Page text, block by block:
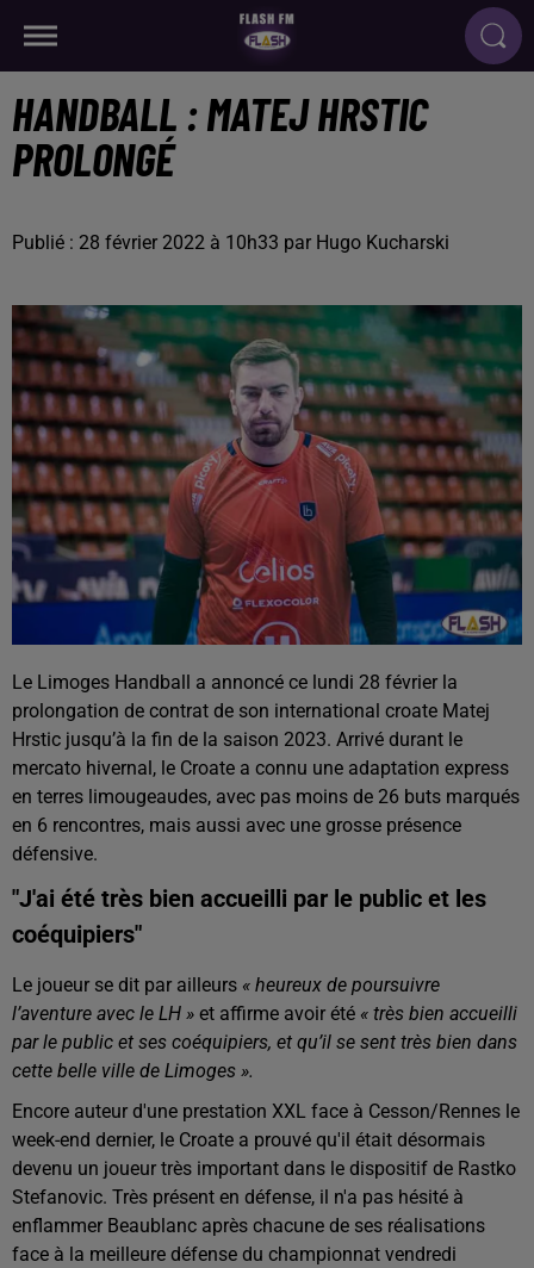
HANDBALL : MATEJ HRSTIC
PROLONGÉ
Publié : 28 février 2022 à 10h33 par Hugo Kucharski
Le Limoges Handball a annoncé ce lundi 28 février la
prolongation de contrat de son international croate Matej
Hrstic jusqu’à la fin de la saison 2023. Arrivé durant le
mercato hivernal, le Croate a connu une adaptation express
en terres limougeaudes, avec pas moins de 26 buts marqués
en 6 rencontres, mais aussi avec une grosse présence
défensive.
"J'ai été très bien accueilli par le public et les
coéquipiers"
Le joueur se dit par ailleurs « heureux de poursuivre
l’aventure avec le LH » et affirme avoir été « très bien accueilli
par le public et ses coéquipiers, et qu’il se sent très bien dans
cette belle ville de Limoges ».
Encore auteur d'une prestation XXL face à Cesson/Rennes le
week-end dernier, le Croate a prouvé qu'il était désormais
devenu un joueur très important dans le dispositif de Rastko
Stefanovic. Très présent en défense, il n'a pas hésité à
enflammer Beaublanc après chacune de ses réalisations
face à la meilleure défense du championnat vendredi